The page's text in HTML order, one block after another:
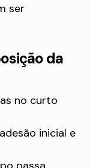
ser
da
no curto
inicial e